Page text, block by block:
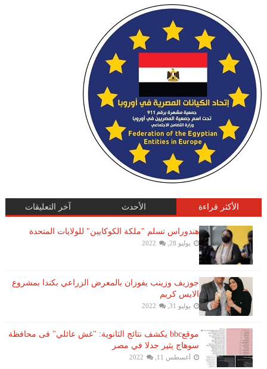
الأكثر قراءة الأحدث آخر التعليقات
هندوراس تسلم "ملكة الكوكايين" للولايات المتحدة
يوليو 28, 2022
جوزيف وزينب يفوزان بالمعرض الزراعي بكندا بمشروع
الايس كريم
يوليو 31, 2022
موقعbbc يكشف نتائج الثانوية: "غش عائلي" فى محافظة
سوهاج يثير جدلا في مصر
أغسطس 11, 2022